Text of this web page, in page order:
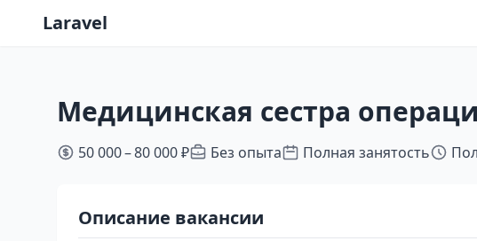
Laravel
Медицинская сестра
50 000 – 80 000 ₽ Без опыта Полная занятость
Описание вакансии